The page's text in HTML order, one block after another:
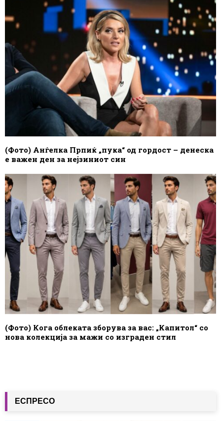
(Фото) Анѓелка Прпиќ „пука“ од гордост – денеска
е важен ден за нејзиниот син
(Фото) Кога облеката зборува за вас: „Капитол“ со
нова колекција за мажи со изграден стил
ЕСПРЕСО